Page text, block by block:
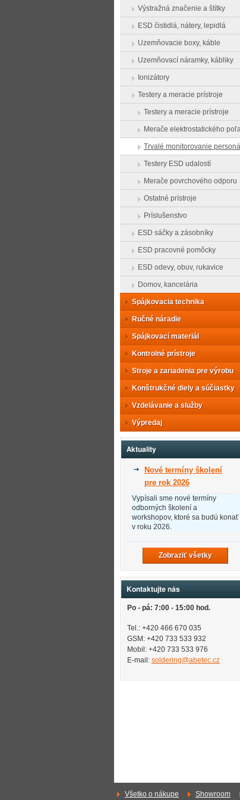
Výstražná značenie a štítky
ESD čistidlá, nátery, lepidlá
Uzemňovacie boxy, káble
Uzemňovací náramky, kábliky
Ionizátory
Testery a meracie prístroje
Testery a meracie prístroje
Merače elektrostatického poľa
Trvalé monitorovanie
Testery ESD udalostí
Merače povrchového odporu
Ostatné prístroje
Príslušenstvo
ESD sáčky a zásobníky
ESD pracovné pomôcky
ESD odevy, obuv, rukavice
Domov, kancelária
Spájkovacia technika
Ručné náradie
Spájkovací materiál
Kontrolné prístroje
Stroje a zariadenia pre výrobu
Konštrukčné diely a súčiastky
Vzdelávanie a služby
Výpredaj
Aktuality
Nové termíny školení
pre rok 2026
Vypísali sme nové termíny
odborných školení a
workshopov, ktoré sa budú konať
v roku 2026.
Zobraziť všetky
Kontaktujte nás
Po - pá: 7:00 - 15:00 hod.
Tel.: +420 466 670 035
GSM: +420 733 533 932
Mobil: +420 733 533 976
E-mail: soldering@abetec.cz
Všetko o nákupe Showroom